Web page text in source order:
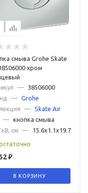
смыва Grohe Skate
хром
—
38506000
—
Grohe
—
Skate Air
—
кнопка смыва
см
— 15.6x1.1x19.7
₽
В КОРЗИНУ